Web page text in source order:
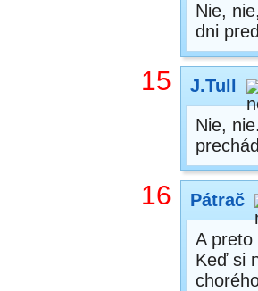
Nie,
dni
15 J.Tull
Nie,
16 Pátrač
A preto
Keď si